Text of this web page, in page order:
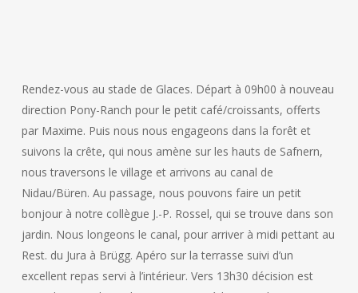
Rendez-vous au stade de Glaces. Départ à 09h00 à nouveau
direction Pony-Ranch pour le petit café/croissants, offerts
par Maxime. Puis nous nous engageons dans la forêt et
suivons la crête, qui nous amène sur les hauts de Safnern,
nous traversons le village et arrivons au canal de
Nidau/Büren. Au passage, nous pouvons faire un petit
bonjour à notre collègue J.-P. Rossel, qui se trouve dans son
jardin. Nous longeons le canal, pour arriver à midi pettant au
Rest. du Jura à Brügg. Apéro sur la terrasse suivi d’un
excellent repas servi à l’intérieur. Vers 13h30 décision est